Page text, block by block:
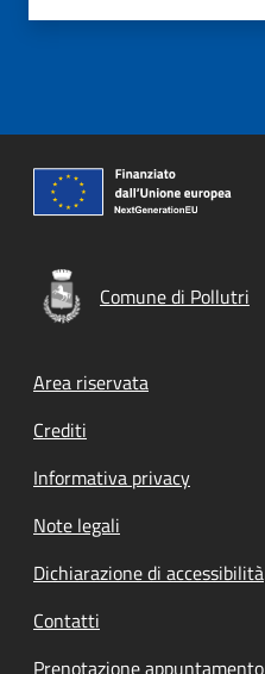
Comune di Pollutri
Footer menu
Area riservata
Crediti
Informativa privacy
Note legali
Dichiarazione di accessibilità
Contatti
Prenotazione appuntamento